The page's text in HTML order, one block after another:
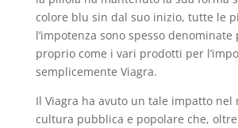
colore blu sin dal suo inizio, tutte le
l’impotenza sono spesso
proprio come i vari prodotti per
semplicemente Viagra.
Il Viagra ha avuto un tale impatto nel
cultura pubblica e popolare che,